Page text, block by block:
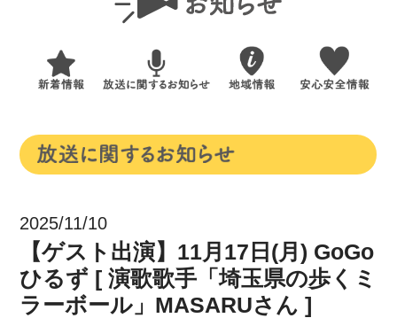
2025/11/10
【ゲスト出演】11月17日(月) GoGo
ひるず [ 演歌歌手「埼玉県の歩くミ
ラーボール」MASARUさん ]